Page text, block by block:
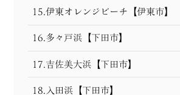
15.伊東オレンジビーチ【伊東市】
16.多々戸浜【下田市】
17.吉佐美大浜【下田市】
18.入田浜【下田市】